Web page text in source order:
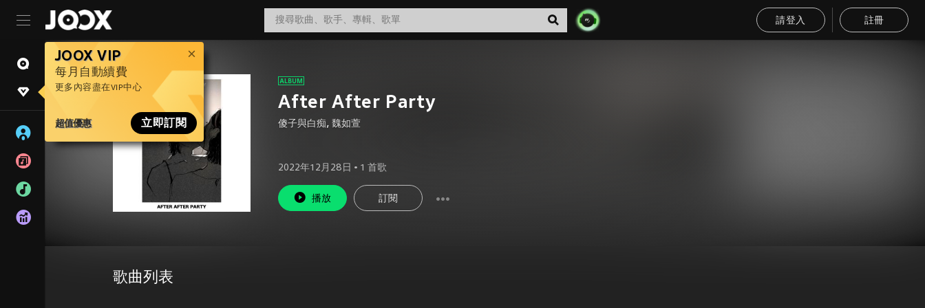
請登入 註冊
JOOX VIP
每月自動續費
更多內容盡在VIP中心
超值優惠 立即訂閱
​After After Party
傻子與白痴, 魏如萱
2022年12月28日 • 1 首歌
播放 訂閱
歌曲列表